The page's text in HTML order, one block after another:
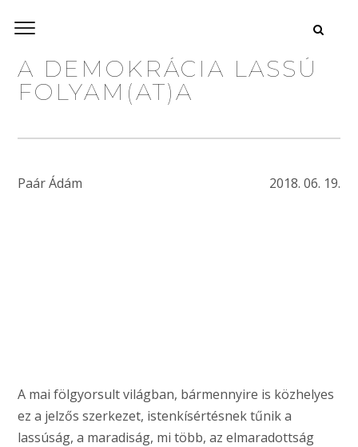
A DEMOKRÁCIA LASSÚ
FOLYAM(AT)A
Paár Ádám 2018. 06. 19.
A mai fölgyorsult világban, bármennyire is közhelyes
ez a jelzős szerkezet, istenkísértésnek tűnik a
lassúság, a maradiság, mi több, az elmaradottság